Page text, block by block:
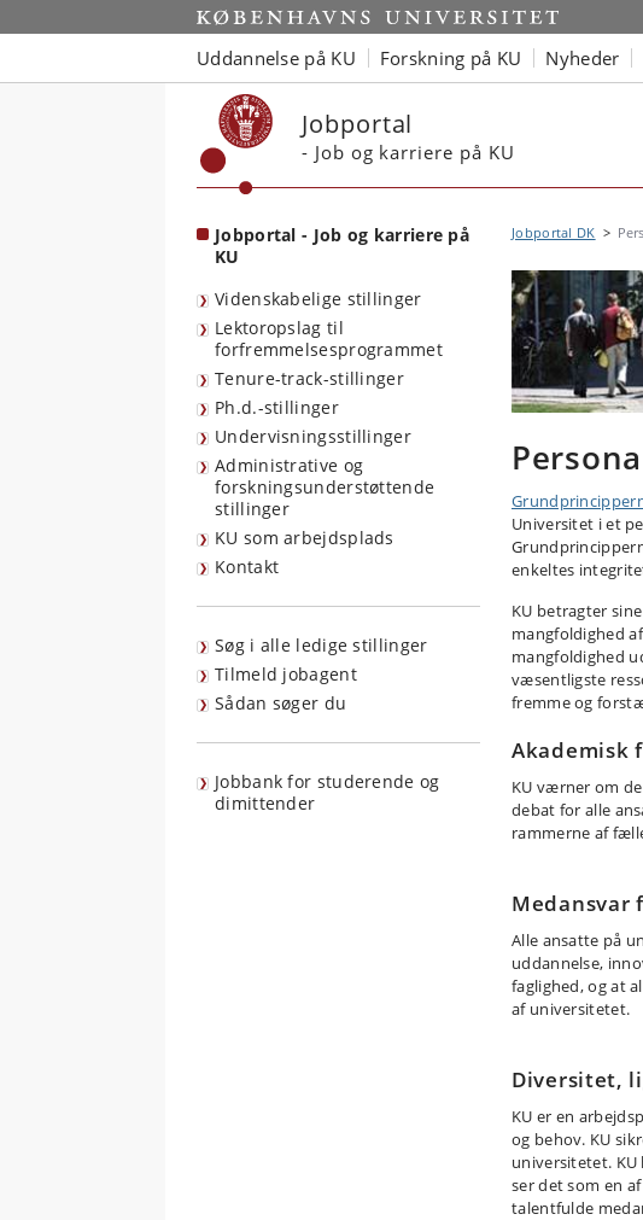
Start
Uddannelse på KU Forskning på KU Nyheder
Jobportal
- Job og karriere på KU
Jobportal - Job og karriere på
KU
Videnskabelige stillinger
Lektoropslag til
forfremmelsesprogrammet
Tenure-track-stillinger
Ph.d.-stillinger
Undervisningsstillinger
Administrative og
forskningsunderstøttende
stillinger
KU som arbejdsplads
Kontakt
Søg i alle ledige stillinger
Tilmeld jobagent
Sådan søger du
Jobbank for studerende og
dimittender
Jobportal DK
Universitet i et
enkeltes
KU betragter
mangfoldighed
mangfoldighed
væsentligste
fremme og
Akademisk
KU værner om
debat for alle
rammerne af
Medansvar
Alle ansatte på
uddannelse,
faglighed, og at
af universitetet.
Diversitet,
KU er en
og behov. KU
universitetet.
ser det som en
talentfulde